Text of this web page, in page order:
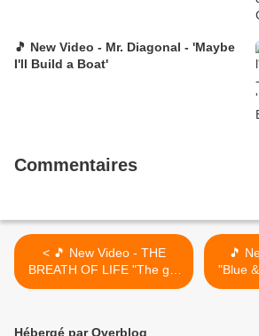
🎵 New Video - Mr. Diagonal - 'Maybe
I'll Build a Boat'
Commentaires
< 🎵 New Video - THE
BREATH OF LIFE "The girl
in a box"
🎵
"Blue
down
Hébergé par Overblog